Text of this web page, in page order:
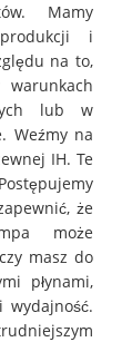
Mamy
i
na to,
lub w
Weźmy na
IH. Te
że
może
masz do
płynami,
wydajność.